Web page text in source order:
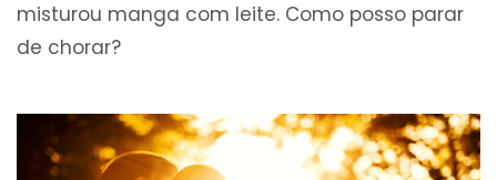
misturou manga com leite. Como posso parar
de chorar?